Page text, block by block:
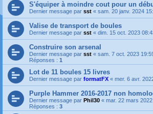
S'équiper à moindre cout pour un
Dernier message par sst « sam. 20 janv. 2024
Valise de transport de boules
Dernier message par sst « dim. 15 oct. 2023
Construire son arsenal
Dernier message par sst « sam. 7 oct. 2023
Réponses : 1
Lot de 11 boules 15 livres
Dernier message par formatFX « mer. 6 avr.
Purple Hammer 2016-2017 non
Dernier message par Phil30 « mar. 22 mars
Réponses : 3